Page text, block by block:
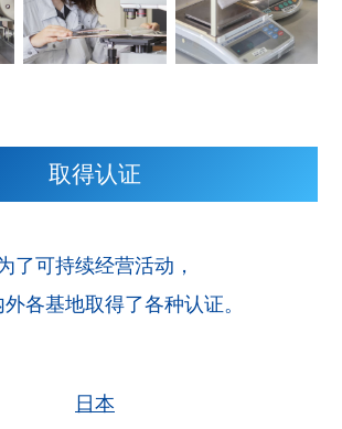
取得认证
了可持续经营活动，
各基地取得了各种认证。
日本